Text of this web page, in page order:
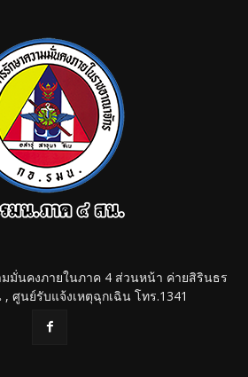
มมั่นคงภายในภาค 4 ส่วนหน้า ค่ายสิรินธร
, ศูนย์รับแจ้งเหตุฉุกเฉิน โทร.1341